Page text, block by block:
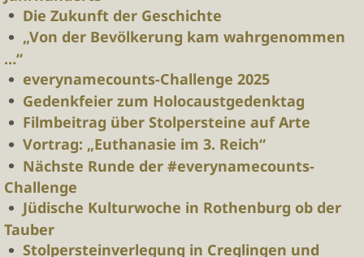
Die Zukunft der Geschichte
„Von der Bevölkerung kam wahrgenommen
…“
everynamecounts-Challenge 2025
Gedenkfeier zum Holocaustgedenktag
Filmbeitrag über Stolpersteine auf Arte
Vortrag: „Euthanasie im 3. Reich“
Nächste Runde der #everynamecounts-
Challenge
Jüdische Kulturwoche in Rothenburg ob der
Tauber
Stolpersteinverlegung in Creglingen und